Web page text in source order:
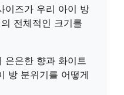
이즈가 우리 아이 방
전체적인 크기를
은은한 향과 화이트
방 분위기를 어떻게